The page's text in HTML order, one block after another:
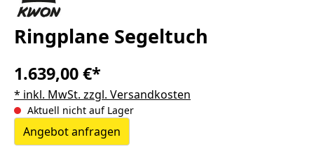
Ringplane Segeltuch
1.639,00 €*
* inkl. MwSt. zzgl. Versandkosten
Aktuell nicht auf Lager
Angebot anfragen